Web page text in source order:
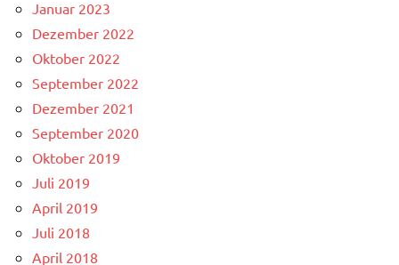
Januar 2023
Dezember 2022
Oktober 2022
September 2022
Dezember 2021
September 2020
Oktober 2019
Juli 2019
April 2019
Juli 2018
April 2018